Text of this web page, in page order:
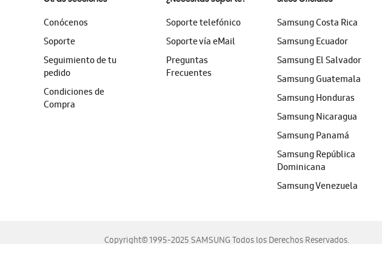
Conócenos
Soporte
Seguimiento de tu
pedido
Condiciones de
Compra
Soporte telefónico
Soporte vía eMail
Preguntas
Frecuentes
Samsung Costa Rica
Samsung Ecuador
Samsung El Salvador
Samsung Guatemala
Samsung Honduras
Samsung Nicaragua
Samsung Panamá
Samsung República
Dominicana
Samsung Venezuela
Copyright© 1995-2025 SAMSUNG Todos los Derechos Reservados.